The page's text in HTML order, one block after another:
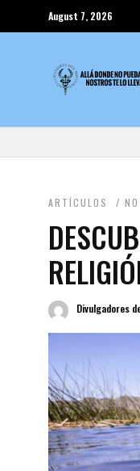
August 7, 2026
ARTÍCULOS /
Divulgadores